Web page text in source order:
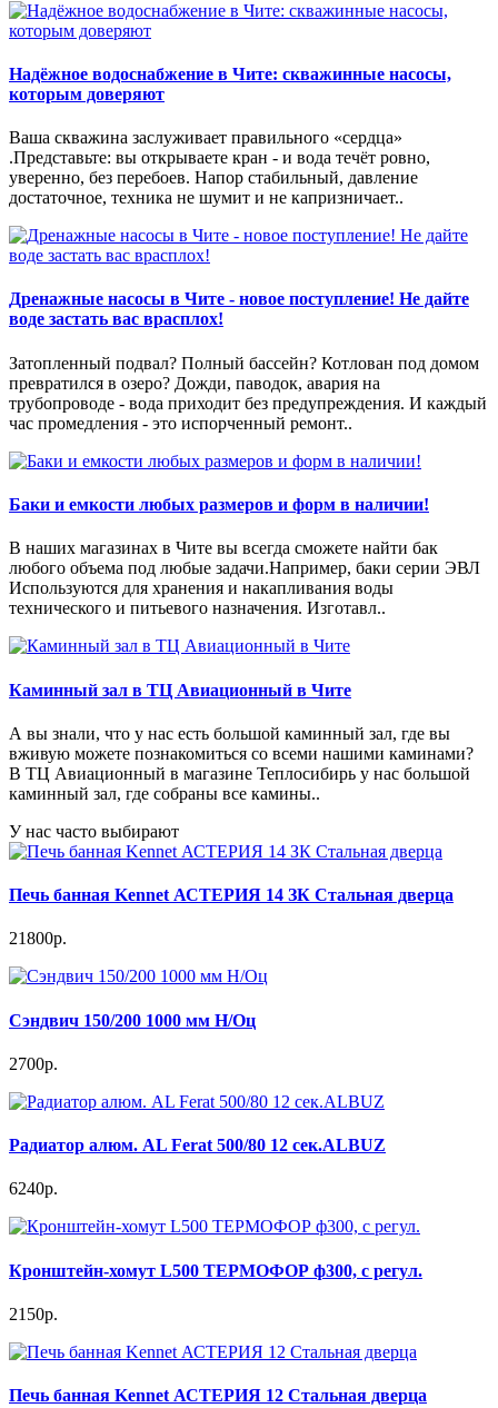
Надёжное водоснабжение в Чите: скважинные насосы,
которым доверяют
Ваша скважина заслуживает правильного «сердца»
.Представьте: вы открываете кран - и вода течёт ровно,
уверенно, без перебоев. Напор стабильный, давление
достаточное, техника не шумит и не капризничает..
Дренажные насосы в Чите - новое поступление! Не дайте
воде застать вас врасплох!
Затопленный подвал? Полный бассейн? Котлован под домом
превратился в озеро? Дожди, паводок, авария на
трубопроводе - вода приходит без предупреждения. И каждый
час промедления - это испорченный ремонт..
Баки и емкости любых размеров и форм в наличии!
В наших магазинах в Чите вы всегда сможете найти бак
любого объема под любые задачи.Например, баки серии ЭВЛ
Используются для хранения и накапливания воды
технического и питьевого назначения. Изготавл..
Каминный зал в ТЦ Авиационный в Чите
А вы знали, что у нас есть большой каминный зал, где вы
вживую можете познакомиться со всеми нашими каминами?
В ТЦ Авиационный в магазине Теплосибирь у нас большой
каминный зал, где собраны все камины..
У нас часто выбирают
Печь банная Kennet АСТЕРИЯ 14 ЗК Стальная дверца
21800р.
Сэндвич 150/200 1000 мм Н/Оц
2700р.
Радиатор алюм. AL Ferat 500/80 12 сек.ALBUZ
6240р.
Кронштейн-хомут L500 ТЕРМОФОР ф300, с регул.
2150р.
Печь банная Kennet АСТЕРИЯ 12 Стальная дверца